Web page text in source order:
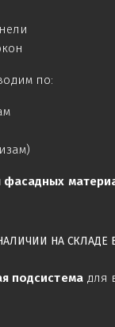
по:
фасадных
НА СКЛАДЕ
подсистемадля